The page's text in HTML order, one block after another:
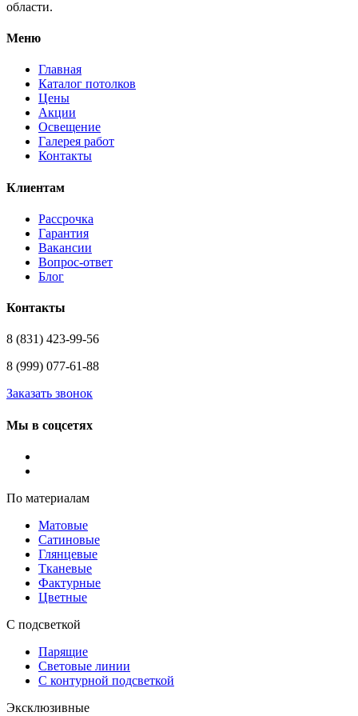
области.
Меню
Главная
Каталог потолков
Цены
Акции
Освещение
Галерея работ
Контакты
Клиентам
Рассрочка
Гарантия
Вакансии
Вопрос-ответ
Блог
Контакты
8 (831) 423-99-56
8 (999) 077-61-88
Заказать звонок
Мы в соцсетях
По материалам
Матовые
Сатиновые
Глянцевые
Тканевые
Фактурные
Цветные
С подсветкой
Парящие
Световые линии
С контурной подсветкой
Эксклюзивные